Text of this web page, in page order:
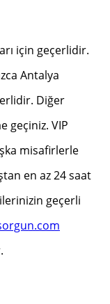
için geçerlidir.
Antalya
Diğer
geçiniz. VIP
misafirlerle
en az 24 saat
geçerli